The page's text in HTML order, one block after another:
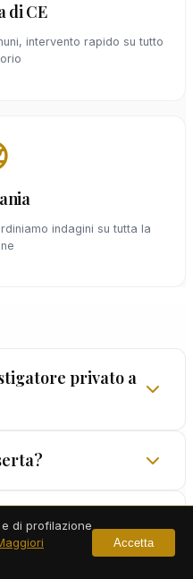
di CE
intervento rapido su tutto
indagini su tutta la
privato a
privato a Caserta,
legge. Poi chiedi
garanzia scritta sui
disposizione oltre 60
che garantiamo in
EUROPOL® copre
a
di profilazione
Accetta